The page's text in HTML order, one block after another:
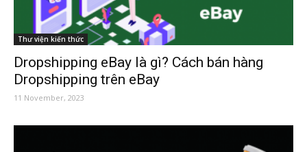
Thư viện kiến thức
Dropshipping eBay là gì? Cách bán hàng
Dropshipping trên eBay
11 November, 2023